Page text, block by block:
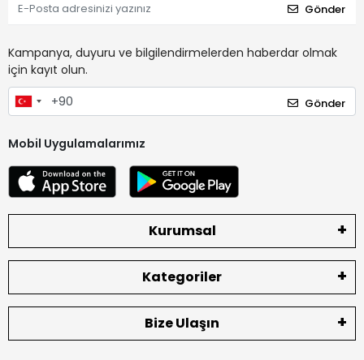
Gönder
Kampanya, duyuru ve bilgilendirmelerden haberdar olmak
için kayıt olun.
Gönder
Mobil Uygulamalarımız
Kurumsal
Kategoriler
Bize Ulaşın